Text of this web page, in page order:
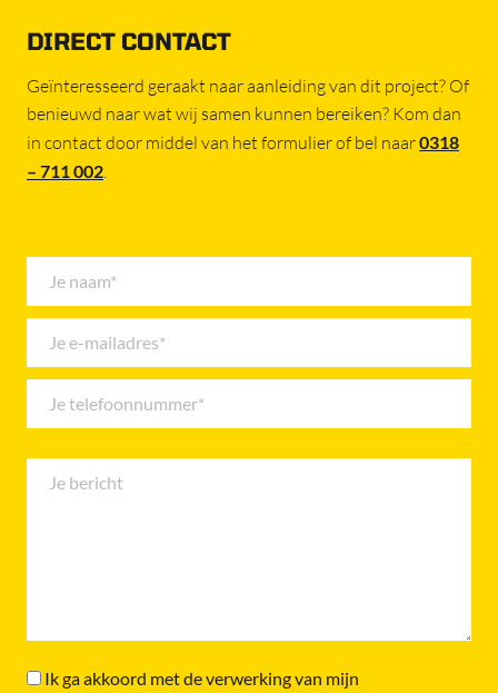
DIRECT CONTACT
Geïnteresseerd geraakt naar aanleiding van dit project? Of
benieuwd naar wat wij samen kunnen bereiken? Kom dan
in contact door middel van het formulier of bel naar0318
– 711 002
Ik ga akkoord met de verwerking van mijn